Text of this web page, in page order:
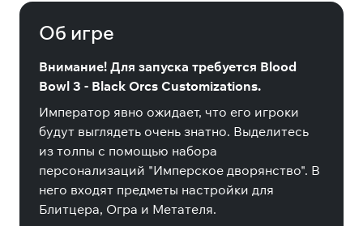
Об игре
Внимание! Для запуска требуется Blood
Bowl 3 - Black Orcs Customizations.
Император явно ожидает, что его игроки
будут выглядеть очень знатно. Выделитесь
из толпы с помощью набора
персонализаций "Имперское дворянство". В
него входят предметы настройки для
Блитцера, Огра и Метателя.